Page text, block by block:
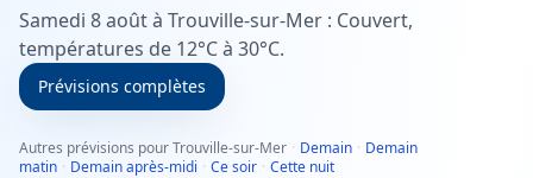
Samedi 8 août à Trouville-sur-Mer : Couvert,
températures de 12°C à 30°C.
Prévisions complètes
Autres prévisions pour Trouville-sur-Mer · Demain · Demain
matin · Demain après-midi · Ce soir · Cette nuit